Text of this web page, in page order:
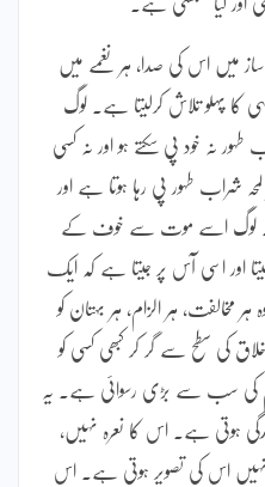
ساز میں اس کی صدا، ہر نغمے میں
کا پہلو تلاش کرلیتا ہے۔ لوگ
نہ خود پی سکتے ہو اور نہ کسی
شراب طہور پی رہا ہوتا ہے اور
لوگ اسے موت سے خوف کے
اور اسی آس پر جیتا ہے کہ ایک
مخالفت، ہر الزام، ہر بہتان کو
کی سطح سے گر کر کبھی کسی کو
کی سب سے بڑی رسوائی ہے۔ یہ
ہوتی ہے۔ اس کا نعرہ نہیں،
اس کی تصویر ہوتی ہے۔ اس